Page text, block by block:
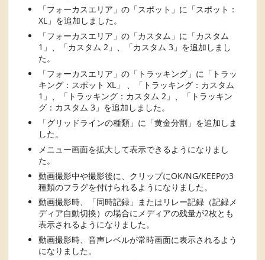
「フォーカスエリア」の「スポット」に「スポット：
XL」を追加しました。
「フォーカスエリア」の「カスタム」に「カスタム
1」、「カスタム 2」、「カスタム 3」を追加しまし
た。
「フォーカスエリア」の「トラッキング」に「トラッ
キング：スポット XL」 、「トラッキング：カスタム
1」、「トラッキング：カスタム 2」、「トラッキン
グ：カスタム 3」を追加しました。
「グリッドラインの種類」に「黄金分割」を追加しま
した。
メニュー画面を拡大して表示できるようになりまし
た。
動画撮影中や撮影後に、クリップにOK/NG/KEEPの3
種類のフラグを付けられるようになりました。
動画撮影時、「同時記録」またはリレー記録（記録メ
ディア自動切換）の場合にメディアの残量が2枚とも
表示されるようになりました。
動画撮影時、音声レベルが常時画面に表示されるよう
になりました。